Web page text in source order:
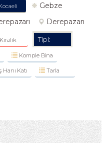
Gebze
Derepazarı
Kiralık Tipi:
Komple Bina
Hanı Katı Tarla